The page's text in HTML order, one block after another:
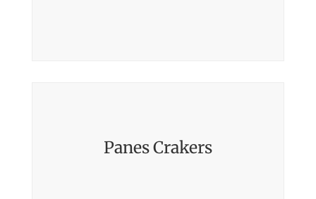
Panes Crakers